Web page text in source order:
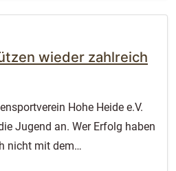
wieder zahlreich
Hohe Heide e.V.
Jugend an. Wer Erfolg haben
nicht mit dem…